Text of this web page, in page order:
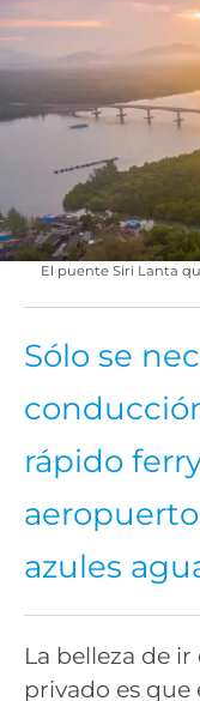
El puente Siri Lanta
Sólo se
rápido
azules
La belleza de
privado es que